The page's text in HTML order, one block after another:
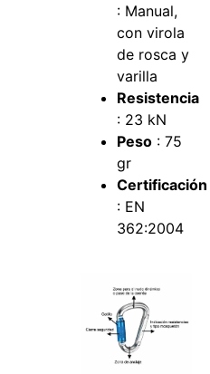
: Manual,
con virola
de rosca y
varilla
Resistencia
: 23 kN
Peso : 75
gr
Certificación
: EN
362:2004